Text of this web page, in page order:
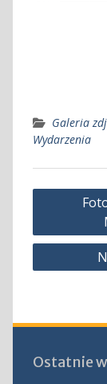
Galeria
Wydarzenia
Ostatnie